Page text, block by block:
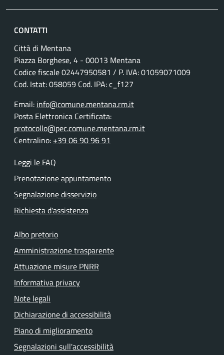
CONTATTI
Città di Mentana
Piazza Borghese, 4 - 00013 Mentana
Codice fiscale02447950581 / P. IVA:01059071009
Cod. Istat: 058059 Cod. IPA: c_f127
Email: info@comune.mentana.rm.it
Posta Elettronica Certificata:
protocollo@pec.comune.mentana.rm.it
Centralino: +39 06 90 96 91
Leggi le FAQ
Prenotazione appuntamento
Segnalazione disservizio
Richiesta d'assistenza
Albo pretorio
Amministrazione trasparente
Attuazione misure PNRR
Informativa privacy
Note legali
Dichiarazione di accessibilità
Piano di miglioramento
Segnalazioni sull'accessibilità